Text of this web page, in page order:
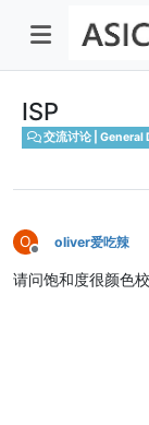
ISP
交流讨论 | General
O
Offline
oliver爱吃辣
请问饱和度很颜色